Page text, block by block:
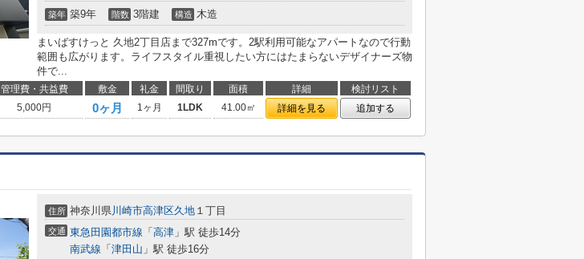
築年 築9年 階数 3階建 構造 木造
まいばすけっと 久地2丁目店まで327mです。2駅利用可能なアパートなので行動
範囲も広がります。ライフスタイル重視したい方にはたまらないデザイナーズ物
件で...
管理費・共益費 敷金 礼金 間取り 面積 詳細
検討リスト
5,000円 0ヶ月 1ヶ月 1LDK 41.00㎡ 詳細を見る 追加する
住所 神奈川県川崎市高津区久地 １丁目
交通 東急田園都市線 「 高津 」駅 徒歩14分
南武線 「 津田山 」駅 徒歩16分